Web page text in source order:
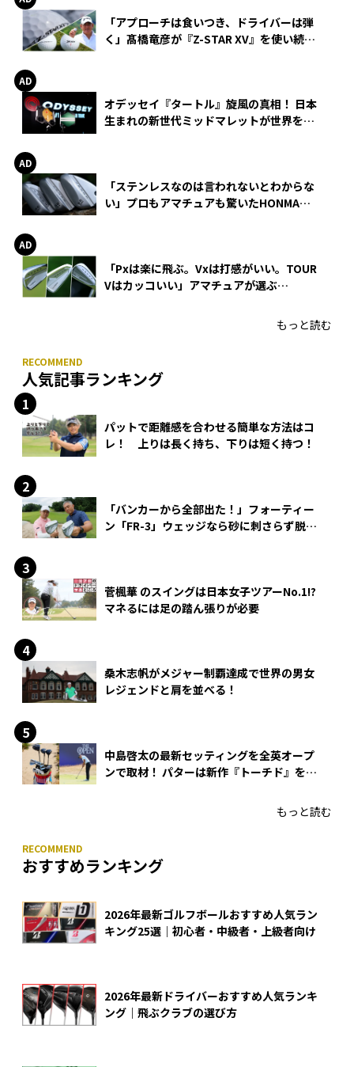
「アプローチは食いつき、ドライバーは弾
く」髙橋竜彦が『Z-STAR XV』を使い続け
オデッセイ『タートル』旋風の真相！ 日本
生まれの新世代ミッドマレットが世界を席
「ステンレスなのは言われないとわからな
い」プロもアマチュアも驚いたHONMA
「Pxは楽に飛ぶ。Vxは打感がいい。TOUR
Vはカッコいい」アマチュアが選ぶ
もっと読む
人気記事ランキング
パットで距離感を合わせる簡単な方法はコ
レ！ 上りは長く持ち、下りは短く持つ！
「バンカーから全部出た！」フォーティー
ン「FR-3」ウェッジなら砂に刺さらず脱出
菅楓華 のスイングは日本女子ツアーNo.1!?
マネるには足の踏ん張りが必要
桑木志帆がメジャー制覇達成で世界の男女
レジェンドと肩を並べる！
中島啓太の最新セッティングを全英オープ
ンで取材！ パターは新作『トーチド』を投
もっと読む
おすすめランキング
2026年最新ゴルフボールおすすめ人気ラン
キング25選｜初心者・中級者・上級者向け
2026年最新ドライバーおすすめ人気ランキ
ング｜飛ぶクラブの選び方